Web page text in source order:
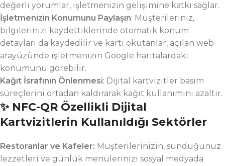
değerli yorumlar, işletmenizin gelişimine katkı sağlar.
İşletmenizin Konumunu Paylaşın: Müşterileriniz,
bilgilerinizi kaydettiklerinde otomatik konum
detayları da kaydedilir ve kartı okutanlar, açılan web
arayüzünde işletmenizin Google haritalardaki
konumunu görebilir.
Kağıt İsrafının Önlenmesi: Dijital kartvizitler basım
süreçlerini ortadan kaldırarak kağıt kullanımını azaltır.
✨ NFC-QR Özellikli Dijital
Kartvizitlerin Kullanıldığı Sektörler
Restoranlar ve Kafeler: Müşterilerinizin, sunduğunuz
lezzetleri ve günlük menülerinizi sosyal medyada